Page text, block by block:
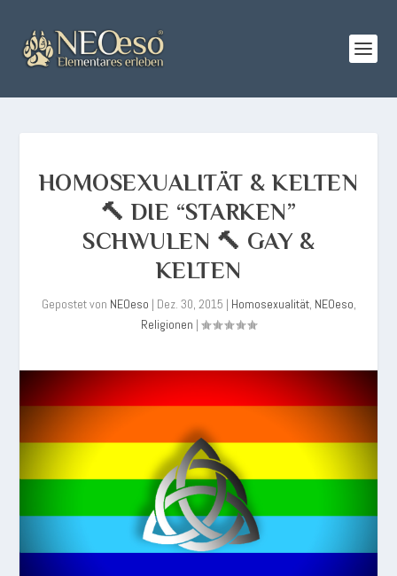
HOMOSEXUALITÄT & KELTEN
🔨 DIE “STARKEN”
SCHWULEN 🔨 GAY &
KELTEN
Gepostet von NEOeso | Dez. 30, 2015 | Homosexualität, NEOeso,
Religionen |